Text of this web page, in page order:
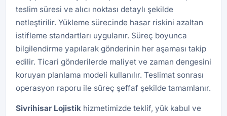
teslim süresi ve alıcı noktası detaylı şekilde
netleştirilir. Yükleme sürecinde hasar riskini azaltan
istifleme standartları uygulanır. Süreç boyunca
bilgilendirme yapılarak gönderinin her aşaması takip
edilir. Ticari gönderilerde maliyet ve zaman dengesini
koruyan planlama modeli kullanılır. Teslimat sonrası
operasyon raporu ile süreç şeffaf şekilde tamamlanır.
Sivrihisar Lojistik hizmetimizde teklif, yük kabul ve